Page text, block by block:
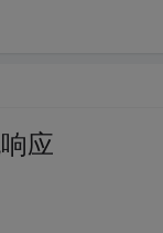
应